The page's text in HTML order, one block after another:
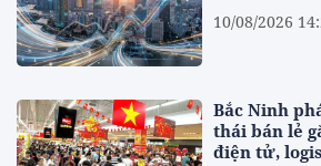
10/08/2026
Bắc Ninh
thái bán lẻ
điện tử,